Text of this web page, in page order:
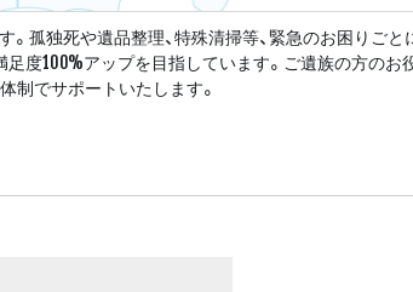
孤独死や遺品整理、特殊清掃等、緊急のお困りごと
足度100%アップを目指しています。ご遺族の方のお
制でサポートいたします。